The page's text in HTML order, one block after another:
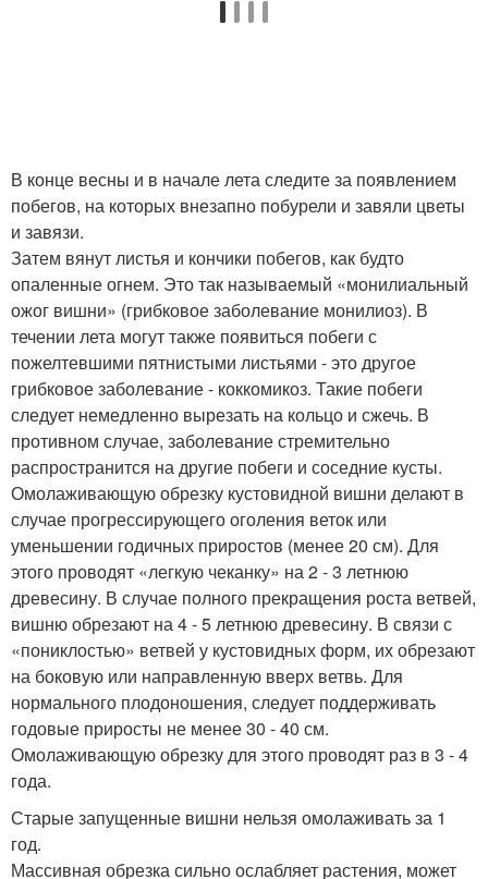
В конце весны и в начале лета следите за появлением
побегов, на которых внезапно побурели и завяли цветы
и завязи.
Затем вянут листья и кончики побегов, как будто
опаленные огнем. Это так называемый «монилиальный
ожог вишни» (грибковое заболевание монилиоз). В
течении лета могут также появиться побеги с
пожелтевшими пятнистыми листьями - это другое
грибковое заболевание - коккомикоз. Такие побеги
следует немедленно вырезать на кольцо и сжечь. В
противном случае, заболевание стремительно
распространится на другие побеги и соседние кусты.
Омолаживающую обрезку кустовидной вишни делают в
случае прогрессирующего оголения веток или
уменьшении годичных приростов (менее 20 см). Для
этого проводят «легкую чеканку» на 2 - 3 летнюю
древесину. В случае полного прекращения роста ветвей,
вишню обрезают на 4 - 5 летнюю древесину. В связи с
«пониклостью» ветвей у кустовидных форм, их обрезают
на боковую или направленную вверх ветвь. Для
нормального плодоношения, следует поддерживать
годовые приросты не менее 30 - 40 см.
Омолаживающую обрезку для этого проводят раз в 3 - 4
года.
Старые запущенные вишни нельзя омолаживать за 1
год.
Массивная обрезка сильно ослабляет растения, может